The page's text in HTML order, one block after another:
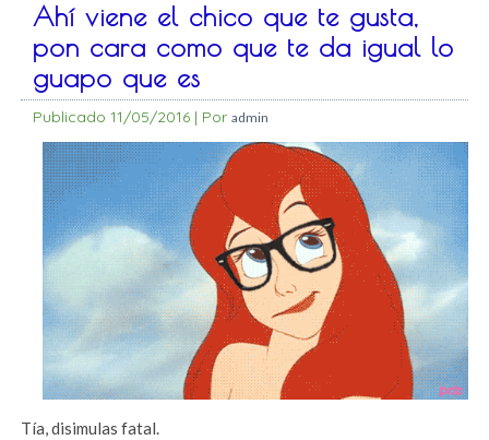
Ahí viene el chico que te gusta,
pon cara como que te da igual lo
guapo que es
Publicado 11/05/2016 | Por admin
Tía, disimulas fatal.